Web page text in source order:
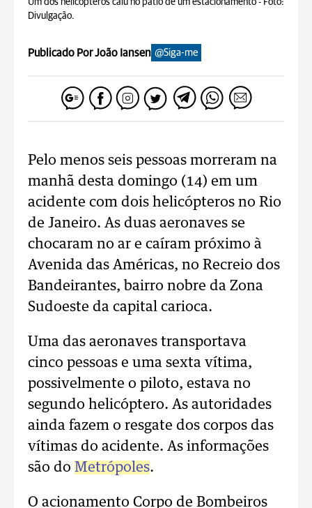
Um dos helicópteros caiu no pátio de um estacionamento - Foto:
Divulgação.
Publicado Por João Iansen @Siga-me
Pelo menos seis pessoas morreram na
manhã desta domingo (14) em um
acidente com dois helicópteros no Rio
de Janeiro. As duas aeronaves se
chocaram no ar e caíram próximo à
Avenida das Américas, no Recreio dos
Bandeirantes, bairro nobre da Zona
Sudoeste da capital carioca.
Uma das aeronaves transportava
cinco pessoas e uma sexta vítima,
possivelmente o piloto, estava no
segundo helicóptero. As autoridades
ainda fazem o resgate dos corpos das
vítimas do acidente. As informações
são do Metrópoles.
O acionamento Corpo de Bombeiros